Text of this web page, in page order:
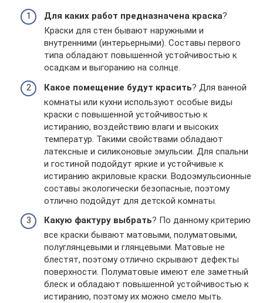
Для каких работ предназначена краска?
Краски для стен бывают наружными и
внутренними (интерьерными). Составы первого
типа обладают повышенной устойчивостью к
осадкам и выгоранию на солнце.
Какое помещение будут красить? Для ванной
комнаты или кухни используют особые виды
краски с повышенной устойчивостью к
истиранию, воздействию влаги и высоких
температур. Такими свойствами обладают
латексные и силиконовые эмульсии. Для спальни
и гостиной подойдут яркие и устойчивые к
истиранию акриловые краски. Водоэмульсионные
составы экологически безопасные, поэтому
отлично подойдут для детской комнаты.
Какую фактуру выбрать? По данному критерию
все краски бывают матовыми, полуматовыми,
полуглянцевыми и глянцевыми. Матовые не
блестят, поэтому отлично скрывают дефекты
поверхности. Полуматовые имеют еле заметный
блеск и обладают повышенной устойчивостью к
истиранию, поэтому их можно смело мыть.